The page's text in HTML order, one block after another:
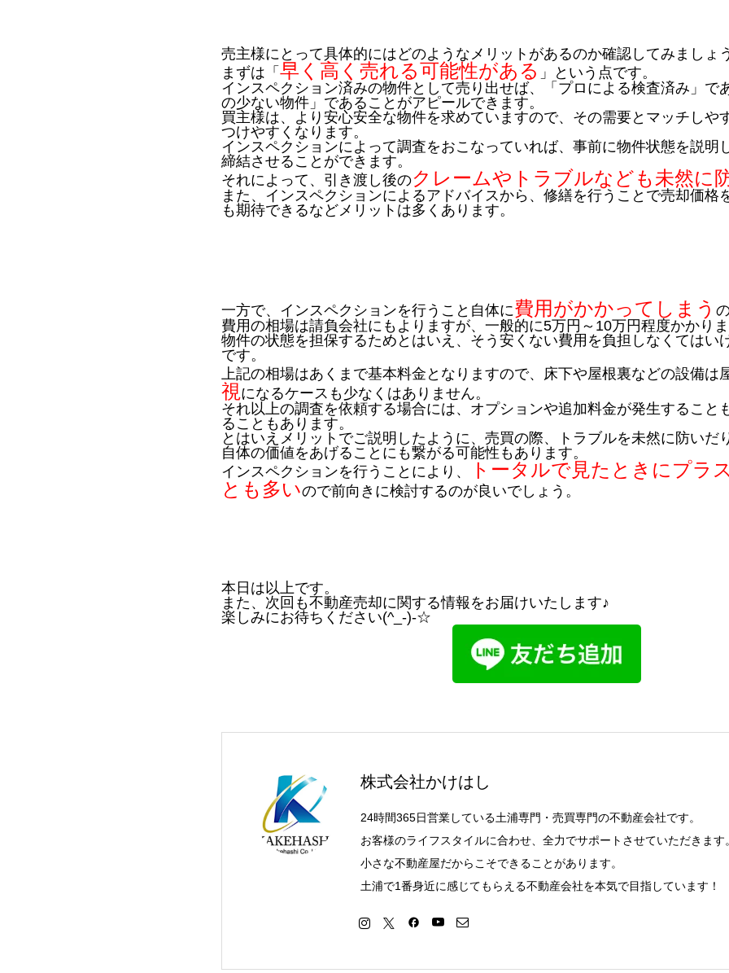
売主様にとって具体的にはどのようなメリットがあるのか確認してみましょ
まずは「 早く高く売れる可能性がある 」という点です。
インスペクション済みの物件として売り出せば、「プロによる検査済み」で
の少ない物件」であることがアピールできます。
買主様は、より安心安全な物件を求めていますので、その需要とマッチしや
つけやすくなります。
インスペクションによって調査をおこなっていれば、事前に物件状態を説明
締結させることができます。
それによって、引き渡し後のクレームやトラブルなども未然に
また、インスペクションによるアドバイスから、修繕を行うことで売却価格
も期待できるなどメリットは多くあります。
一方で、インスペクションを行うこと自体に費用がかかってしまう
費用の相場は請負会社にもよりますが、一般的に5万円～10万円程度かかり
物件の状態を担保するためとはいえ、そう安くない費用を負担しなくてはい
です。
上記の相場はあくまで基本料金となりますので、床下や屋根裏などの設備は
視になるケースも少なくはありません。
それ以上の調査を依頼する場合には、オプションや追加料金が発生すること
ることもあります。
とはいえメリットでご説明したように、売買の際、トラブルを未然に防いだ
自体の価値をあげることにも繋がる可能性もあります。
インスペクションを行うことにより、
トータルで見たときにプラ
とも多いので前向きに検討するのが良いでしょう。
本日は以上です。
また、次回も不動産売却に関する情報をお届けいたします♪
楽しみにお待ちください(^_-)-☆
株式会社かけはし
24時間365日営業している土浦専門・売買専門の不動産会社です。
お客様のライフスタイルに合わせ、全力でサポートさせていただきます
小さな不動産屋だからこそできることがあります。
土浦で1番身近に感じてもらえる不動産会社を本気で目指しています！